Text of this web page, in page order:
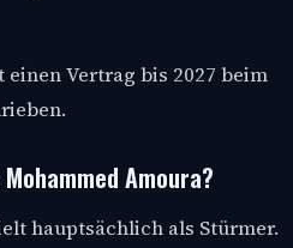
Vertrag bis 2027 beim
Amoura?
hauptsächlich als Stürmer.